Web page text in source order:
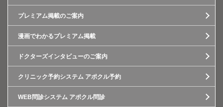
プレミアム掲載のご案内
漫画でわかるプレミアム掲載
ドクターズインタビューのご案内
クリニック予約システム アポクル予約
WEB問診システム アポクル問診